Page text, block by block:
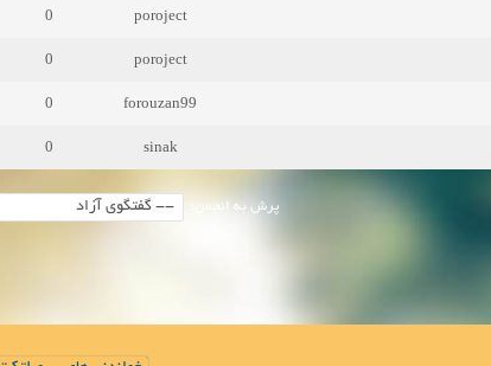
poroject
0
poroject
0
forouzan99
0
sinak
0
پرش به انجمن: